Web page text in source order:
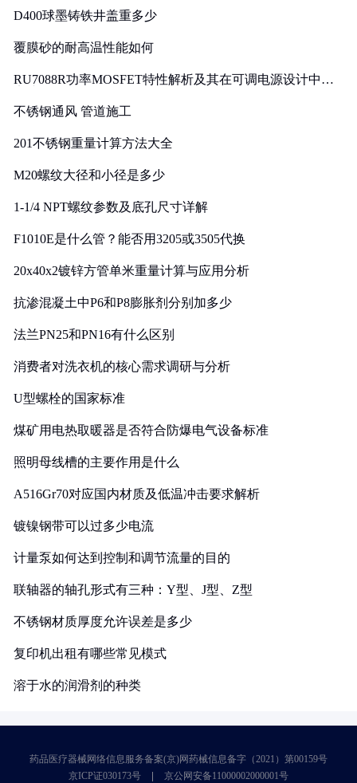
D400球墨铸铁井盖重多少
覆膜砂的耐高温性能如何
RU7088R功率MOSFET特性解析及其在可调电源设计中的
不锈钢通风 管道施工
201不锈钢重量计算方法大全
M20螺纹大径和小径是多少
1-1/4 NPT螺纹参数及底孔尺寸详解
F1010E是什么管？能否用3205或3505代换
20x40x2镀锌方管单米重量计算与应用分析
抗渗混凝土中P6和P8膨胀剂分别加多少
法兰PN25和PN16有什么区别
消费者对洗衣机的核心需求调研与分析
U型螺栓的国家标准
煤矿用电热取暖器是否符合防爆电气设备标准
照明母线槽的主要作用是什么
A516Gr70对应国内材质及低温冲击要求解析
镀镍钢带可以过多少电流
计量泵如何达到控制和调节流量的目的
联轴器的轴孔形式有三种：Y型、J型、Z型
不锈钢材质厚度允许误差是多少
复印机出租有哪些常见模式
溶于水的润滑剂的种类
药品医疗器械网络信息服务备案(京)网药械信息备字（2021）第00159号
京ICP证030173号
京公网安备11000002000001号